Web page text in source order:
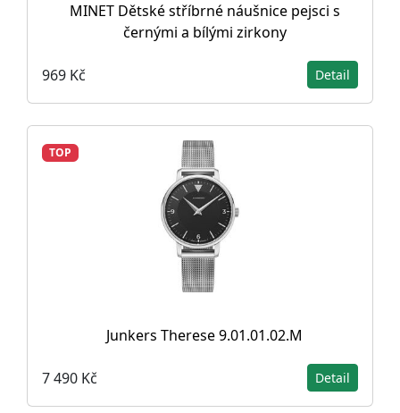
MINET Dětské stříbrné náušnice pejsci s
černými a bílými zirkony
969 Kč Detail
TOP
Junkers Therese 9.01.01.02.M
7 490 Kč Detail